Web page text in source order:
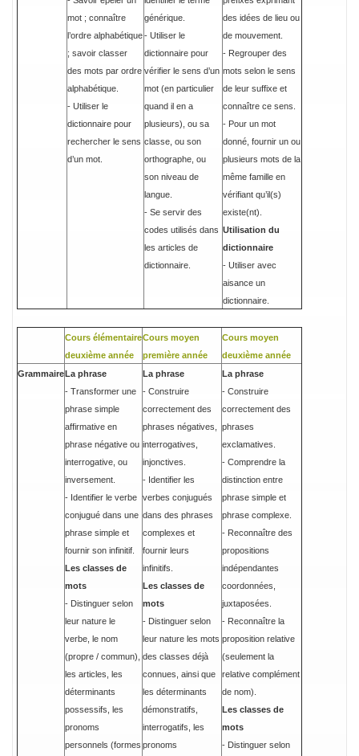
mot ; connaître
l’ordre alphabétique
; savoir classer
des mots par ordre
alphabétique.
- Utiliser le
dictionnaire pour
rechercher le sens
d’un mot.
générique.
- Utiliser le
dictionnaire pour
vérifier le sens d’un
mot (en particulier
quand il en a
plusieurs), ou sa
classe, ou son
orthographe, ou
son niveau de
langue.
- Se servir des
codes utilisés dans
les articles de
dictionnaire.
des idées de lieu ou
de mouvement.
- Regrouper des
mots selon le sens
de leur suffixe et
connaître ce sens.
- Pour un mot
donné, fournir un ou
plusieurs mots de la
même famille en
vérifiant qu’il(s)
existe(nt).
Utilisation du
dictionnaire
- Utiliser avec
aisance un
dictionnaire.
Cours élémentaire
deuxième année
Cours moyen
première année
Cours moyen
deuxième année
GrammaireLa phrase
- Transformer une
phrase simple
affirmative en
phrase négative ou
interrogative, ou
inversement.
- Identifier le verbe
conjugué dans une
phrase simple et
fournir son infinitif.
Les classes de
mots
- Distinguer selon
leur nature le
verbe, le nom
(propre / commun),
les articles, les
déterminants
possessifs, les
pronoms
personnels (formes
La phrase
- Construire
correctement des
phrases négatives,
interrogatives,
injonctives.
- Identifier les
verbes conjugués
dans des phrases
complexes et
fournir leurs
infinitifs.
Les classes de
mots
- Distinguer selon
leur nature les mots
des classes déjà
connues, ainsi que
les déterminants
démonstratifs,
interrogatifs, les
pronoms
La phrase
- Construire
correctement des
phrases
exclamatives.
- Comprendre la
distinction entre
phrase simple et
phrase complexe.
- Reconnaître des
propositions
indépendantes
coordonnées,
juxtaposées.
- Reconnaître la
proposition relative
(seulement la
relative complément
de nom).
Les classes de
mots
- Distinguer selon